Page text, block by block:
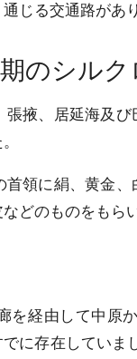
じる交通路があ
のシルク
掖、居延海及
領に絹、黄金
どのものをもら
経由して中原
に存在していま